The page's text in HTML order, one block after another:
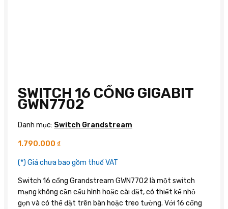
SWITCH 16 CỔNG GIGABIT
GWN7702
Danh mục: Switch Grandstream
1.790.000 ₫
(*) Giá chưa bao gồm thuế VAT
Switch 16 cổng Grandstream GWN7702 là một switch
mạng không cần cấu hình hoặc cài đặt, có thiết kế nhỏ
gọn và có thể đặt trên bàn hoặc treo tường. Với 16 cổng